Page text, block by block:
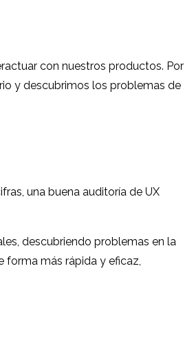
con nuestros productos. Por
y descubrimos los problemas de
una buena auditoría de UX
descubriendo problemas en la
forma más rápida y eficaz,